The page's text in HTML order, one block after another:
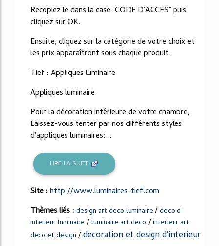
Recopiez le dans la case "CODE D'ACCES" puis
cliquez sur OK.
Ensuite, cliquez sur la catégorie de votre choix et
les prix apparaîtront sous chaque produit.
Tief : Appliques luminaire
Appliques luminaire
Pour la décoration intérieure de votre chambre,
Laissez-vous tenter par nos différents styles
d'appliques luminaires:...
LIRE LA SUITE
Site :http://www.luminaires-tief.com
Thèmes liés : design art deco luminaire /deco d
interieur luminaire /luminaire art deco /interieur art
deco et design /decoration et design d'interieur